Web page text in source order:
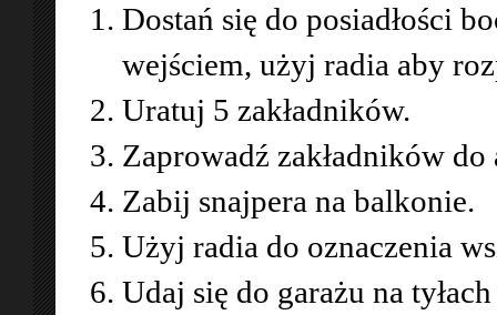
Dostań się do posiadłości
wejściem, użyj radia aby
Uratuj 5 zakładników.
Zaprowadź zakładników
Zabij snajpera na balkonie.
Użyj radia do oznaczenia
Udaj się do garażu na